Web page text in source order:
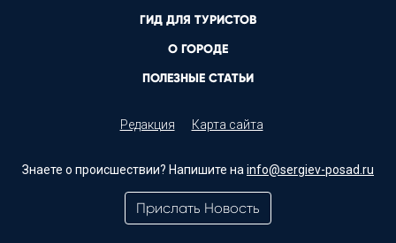
ГИД ДЛЯ ТУРИСТОВ
О ГОРОДЕ
ПОЛЕЗНЫЕ СТАТЬИ
Редакция Карта сайта
Знаете о происшествии? Напишите на info@sergiev-posad.ru
Прислать Новость